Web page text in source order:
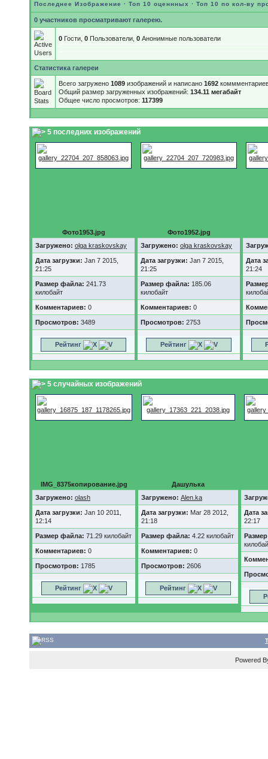
Последнее Изображение · Топ 10 оценнных · Топ 10 по кол-ву
0 участников просматривают галерею.
0 Гости, 0 Пользователи, 0 Анонимные пользователи
Статистика галереи
Всего загружено 1089 изображений и написано 1692
Общий размер загруженных изображений: 134.11 мегабайт
Общее число просмотров: 117399
5 последних изображений
Фото1953.jpg
Загружено: olga kraskovskay
Дата загрузки: Jan 7 2015,
21:25
Размер файла: 241.73
килобайт
Комментариев: 0
Просмотров: 3489
Рейтинг
Фото1952.jpg
Загружено: olga kraskovskay
Дата загрузки: Jan 7 2015,
21:25
Размер файла: 185.06
килобайт
Комментариев: 0
Просмотров: 2753
Рейтинг
Дата
21:24
5 случайных изображений
IMG_8375копирование.jpg
Загружено: olash
Дата загрузки: Jan 10 2011,
12:14
Размер файла: 71.29 килобайт
Комментариев: 0
Просмотров: 1785
Рейтинг
Дашулька
Загружено: Alen.ka
Дата загрузки: Mar 28 2012,
21:18
Размер файла: 4.22 килобайт
Комментариев: 0
Просмотров: 2606
Рейтинг
Дата
22:17
Powered